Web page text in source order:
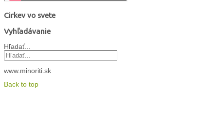
Cirkev vo svete
Vyhľadávanie
Hľadať...
www.minoriti.sk
Back to top